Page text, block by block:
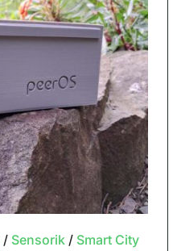
/ Sensorik/ Smart City